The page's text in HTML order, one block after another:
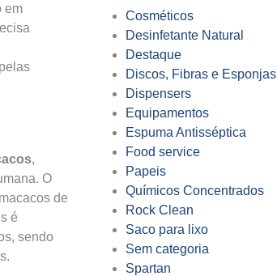
em
,
O
de
é
sendo
Cosméticos
Desinfetante Natural
Destaque
Discos, Fibras e Esponjas
Dispensers
Equipamentos
Espuma Antisséptica
Food service
Papeis
Químicos Concentrados
Rock Clean
Saco para lixo
Sem categoria
Spartan